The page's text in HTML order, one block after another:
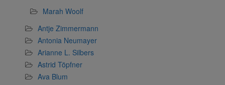
Marah Woolf
Antje Zimmermann
Antonia Neumayer
Arianne L. Silbers
Astrid Töpfner
Ava Blum